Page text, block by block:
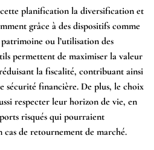
planification la diversification et
grâce à des dispositifs comme
ou l’utilisation des
permettent de maximiser la valeur
la fiscalité, contribuant ainsi
sécurité financière. De plus, le choix
respecter leur horizon de vie, en
risqués qui pourraient
de retournement de marché.